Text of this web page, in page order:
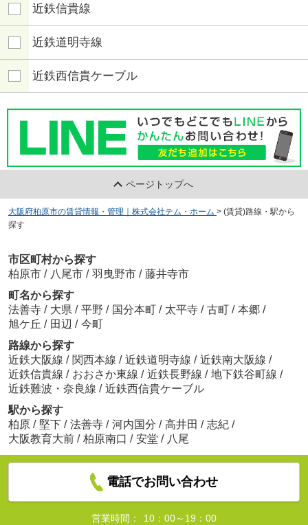
近鉄信貴線
近鉄道明寺線
近鉄西信貴ケーブル
ページトップへ
大阪府柏原市の賃貸情報・管理｜株式会社テム・ホーム > (賃貸)路線・駅から
探す
市区町村から探す
柏原市 / 八尾市 / 羽曳野市 / 藤井寺市
町名から探す
法善寺 / 大県 / 平野 / 国分本町 / 太平寺 / 古町 / 本郷 /
旭ケ丘 / 田辺 / 今町
路線から探す
近鉄大阪線 / 関西本線 / 近鉄道明寺線 / 近鉄南大阪線 /
近鉄信貴線 / おおさか東線 / 近鉄長野線 / 地下鉄谷町線 /
近鉄難波・奈良線 / 近鉄西信貴ケーブル
駅から探す
柏原 / 堅下 / 法善寺 / 河内国分 / 高井田 / 志紀 /
大阪教育大前 / 柏原南口 / 安堂 / 八尾
電話でお問い合わせ
営業時間： 10：00～19：00